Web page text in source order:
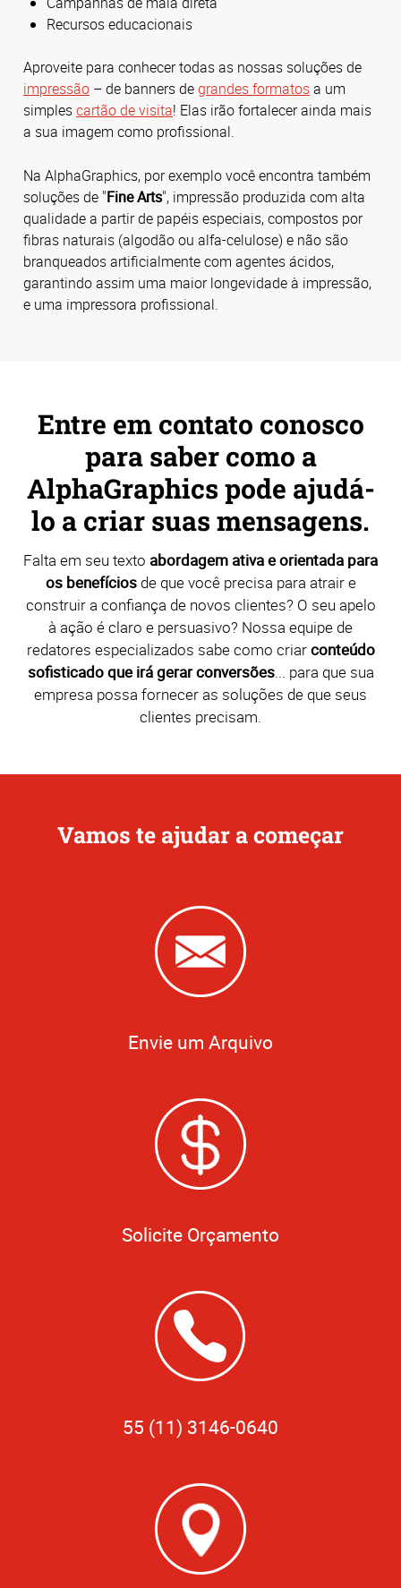
Recursos educacionais
Aproveite para conhecer todas as nossas soluções de
impressão – de banners degrandes formatosa um
simplescartão de visita! Elas irão fortalecer ainda mais
a sua imagem como profissional.
Na AlphaGraphics, por exemplo você encontra também
soluções de "Fine Arts", impressão produzida com alta
qualidade a partir de papéis especiais, compostos por
fibras naturais (algodão ou alfa-celulose) e não são
branqueados artificialmente com agentes ácidos,
garantindo assim uma maior longevidade à impressão,
e uma impressora profissional.
Entre em contato conosco
para saber como a
AlphaGraphics pode ajudá-
lo a criar suas mensagens.
Falta em seu texto abordagem ativa e orientada para
os benefíciosde que você precisa para atrair e
construir a confiança de novos clientes? O seu apelo
à ação é claro e persuasivo? Nossa equipe de
redatores especializados sabe como criarconteúdo
sofisticado que irá gerar conversões... para que sua
empresa possa fornecer as soluções de que seus
clientes precisam.
Vamos te ajudar a começar
Envie um Arquivo
Solicite Orçamento
55 (11) 3146-0640